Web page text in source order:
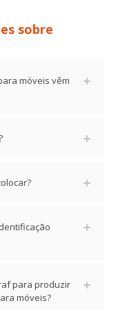
sobre
móveis vêm
para produzir
móveis?